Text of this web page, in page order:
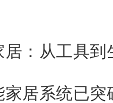
从工具到
系统已突